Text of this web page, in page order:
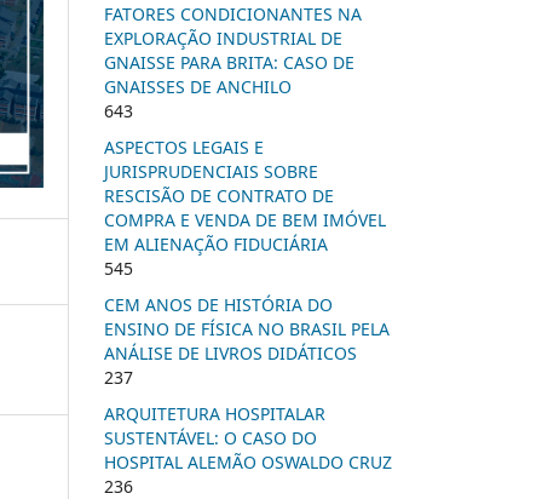
FATORES CONDICIONANTES NA
EXPLORAÇÃO INDUSTRIAL DE
GNAISSE PARA BRITA: CASO DE
GNAISSES DE ANCHILO
643
ASPECTOS LEGAIS E
JURISPRUDENCIAIS SOBRE
RESCISÃO DE CONTRATO DE
COMPRA E VENDA DE BEM IMÓVEL
EM ALIENAÇÃO FIDUCIÁRIA
545
CEM ANOS DE HISTÓRIA DO
ENSINO DE FÍSICA NO BRASIL PELA
ANÁLISE DE LIVROS DIDÁTICOS
237
ARQUITETURA HOSPITALAR
SUSTENTÁVEL: O CASO DO
HOSPITAL ALEMÃO OSWALDO CRUZ
236